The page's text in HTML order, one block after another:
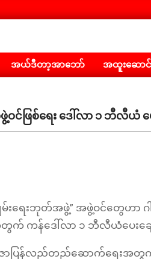
အယ်ဒီတာ့အာဘော် အထူးဆောင်း
ဝင်ဖြစ်ရေး ဒေါ်လာ ၁ ဘီလီယံ
ျမ်းရေးဘုတ်အဖွဲ့” အဖွဲ့ဝင်တွေဟ
တွက် ကန်ဒေါ်လာ ၁ ဘီလီယံပေး
ာပြန်လည်တည်ဆောက်ရေးအတွက် အ